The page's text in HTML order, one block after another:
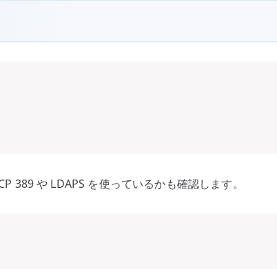
389 や LDAPS を使っているかも確認します。